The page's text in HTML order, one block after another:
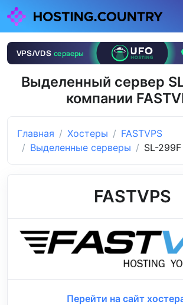
Выделенный сервер
компании
Главная Хостеры
FASTVPS
Выделенные серверы
SL-299F
FASTVPS
Перейти на сайт